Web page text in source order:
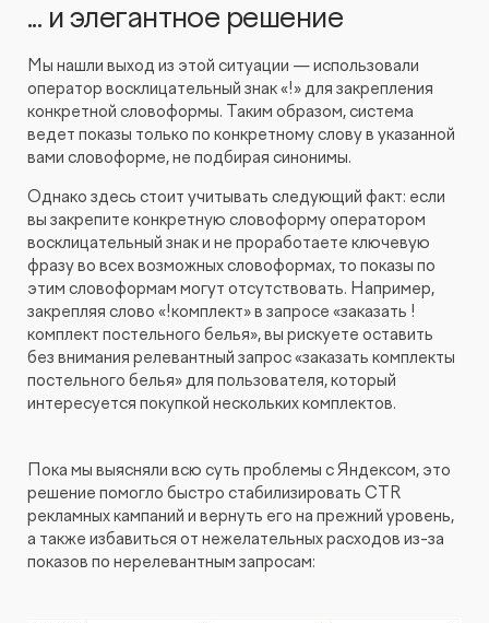
... и элегантное решение
Мы нашли выход из этой ситуации — использовали
оператор восклицательный знак «!» для закрепления
конкретной словоформы. Таким образом, система
ведет показы только по конкретному слову в указанной
вами словоформе, не подбирая синонимы.
Однако здесь стоит учитывать следующий факт: если
вы закрепите конкретную словоформу оператором
восклицательный знак и не проработаете ключевую
фразу во всех возможных словоформах, то показы по
этим словоформам могут отсутствовать. Например,
закрепляя слово «!комплект» в запросе «заказать !
комплект постельного белья», вы рискуете оставить
без внимания релевантный запрос «заказать комплекты
постельного белья» для пользователя, который
интересуется покупкой нескольких комплектов.
Пока мы выясняли всю суть проблемы с Яндексом, это
решение помогло быстро стабилизировать CTR
рекламных кампаний и вернуть его на прежний уровень,
а также избавиться от нежелательных расходов из-за
показов по нерелевантным запросам: